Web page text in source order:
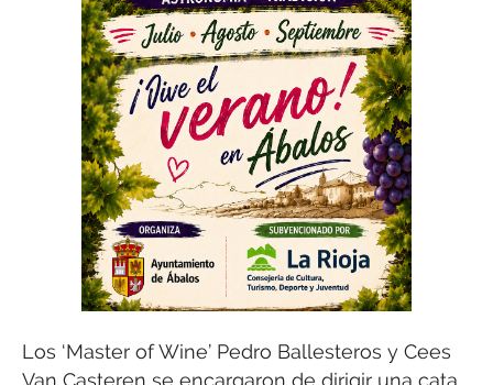
Los ‘Master of Wine’ Pedro Ballesteros y Cees